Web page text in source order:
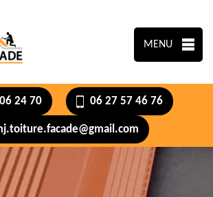
MENU
24 70 06 27 57 46 76